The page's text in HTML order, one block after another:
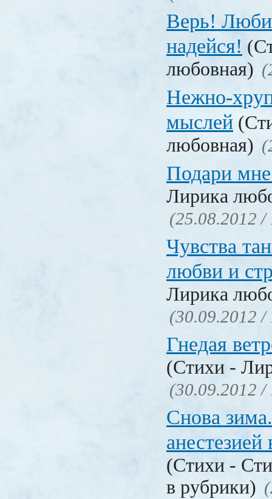
Верь!
надейся!
любовная)
Нежно-
мыслей
любовная)
Подари мне
Лирика
(25.08.2012 /
Чувства
любви и
Лирика
(30.09.2012 /
Гнедая
(Стихи -
(30.09.2012 /
Снова
анестезией
(Стихи -
в рубрики)